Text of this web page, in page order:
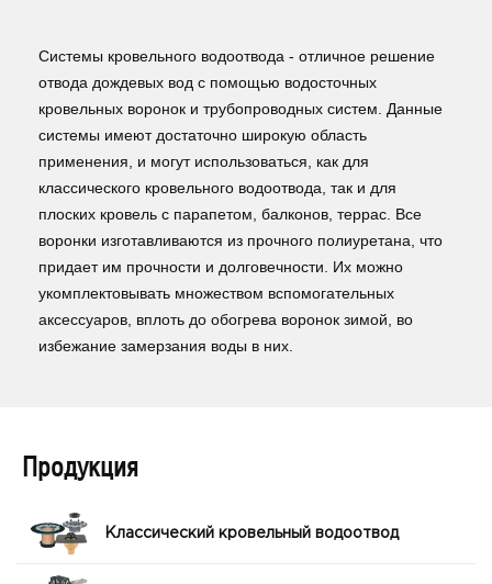
Системы кровельного водоотвода - отличное решение
отвода дождевых вод с помощью водосточных
кровельных воронок и трубопроводных систем. Данные
системы имеют достаточно широкую область
применения, и могут использоваться, как для
классического кровельного водоотвода, так и для
плоских кровель с парапетом, балконов, террас. Все
воронки изготавливаются из прочного полиуретана, что
придает им прочности и долговечности. Их можно
укомплектовывать множеством вспомогательных
аксессуаров, вплоть до обогрева воронок зимой, во
избежание замерзания воды в них.
Продукция
Классический кровельный водоотвод